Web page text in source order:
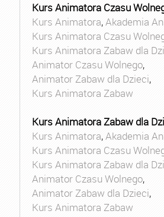
Kurs Animatora Czasu
Kurs Animatora,Akademia
Kurs Animatora Czasu
Kurs Animatora Zabaw dla
Animator Czasu Wolnego,
Animator Zabaw dla Dzieci,
Kurs Animatora Zabaw
Kurs Animatora Zabaw dla
Kurs Animatora,Akademia
Kurs Animatora Czasu
Kurs Animatora Zabaw dla
Animator Czasu Wolnego,
Animator Zabaw dla Dzieci,
Kurs Animatora Zabaw